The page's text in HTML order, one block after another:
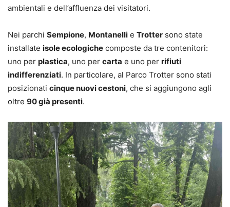
ambientali e dell’affluenza dei visitatori.
Nei parchi Sempione, Montanelli e Trotter sono state
installate isole ecologiche composte da tre contenitori:
uno per plastica, uno per carta e uno per rifiuti
indifferenziati. In particolare, al Parco Trotter sono stati
posizionati cinque nuovi cestoni, che si aggiungono agli
oltre 90 già presenti.